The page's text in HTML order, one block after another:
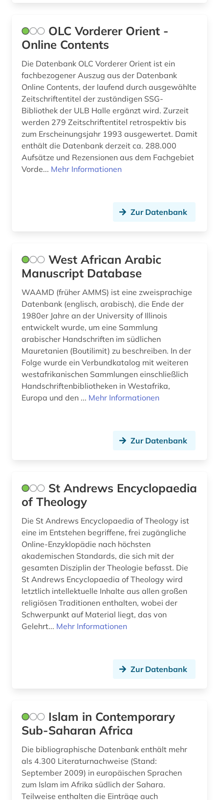
OLC Vorderer Orient -
Online Contents
Die Datenbank OLC Vorderer Orient ist ein
fachbezogener Auszug aus der Datenbank
Online Contents, der laufend durch ausgewählte
Zeitschriftentitel der zuständigen SSG-
Bibliothek der ULB Halle ergänzt wird. Zurzeit
werden 279 Zeitschriftentitel retrospektiv bis
zum Erscheinungsjahr 1993 ausgewertet. Damit
enthält die Datenbank derzeit ca. 288.000
Aufsätze und Rezensionen aus dem Fachgebiet
Vorde... Mehr Informationen
Zur Datenbank
West African Arabic
Manuscript Database
WAAMD (früher AMMS) ist eine zweisprachige
Datenbank (englisch, arabisch), die Ende der
1980er Jahre an der University of Illinois
entwickelt wurde, um eine Sammlung
arabischer Handschriften im südlichen
Mauretanien (Boutilimit) zu beschreiben. In der
Folge wurde ein Verbundkatalog mit weiteren
westafrikanischen Sammlungen einschließlich
Handschriftenbibliotheken in Westafrika,
Europa und den ... Mehr Informationen
Zur Datenbank
St Andrews Encyclopaedia
of Theology
Die St Andrews Encyclopaedia of Theology ist
eine im Entstehen begriffene, frei zugängliche
Online-Enzyklopädie nach höchsten
akademischen Standards, die sich mit der
gesamten Disziplin der Theologie befasst. Die
St Andrews Encyclopaedia of Theology wird
letztlich intellektuelle Inhalte aus allen großen
religiösen Traditionen enthalten, wobei der
Schwerpunkt auf Material liegt, das von
Gelehrt... Mehr Informationen
Zur Datenbank
Islam in Contemporary
Sub-Saharan Africa
Die bibliographische Datenbank enthält mehr
als 4.300 Literaturnachweise (Stand:
September 2009) in europäischen Sprachen
zum Islam im Afrika südlich der Sahara.
Teilweise enthalten die Einträge auch